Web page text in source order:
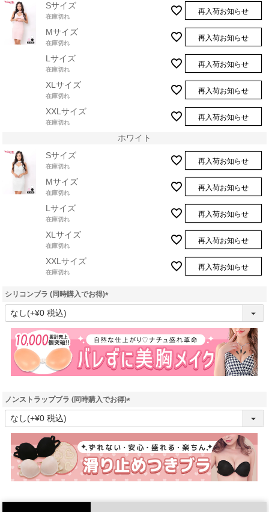
Sサイズ
在庫切れ
再入荷お知らせ
Mサイズ
在庫切れ
再入荷お知らせ
Lサイズ
在庫切れ
再入荷お知らせ
XLサイズ
在庫切れ
再入荷お知らせ
XXLサイズ
在庫切れ
再入荷お知らせ
ホワイト
Sサイズ
在庫切れ
再入荷お知らせ
Mサイズ
在庫切れ
再入荷お知らせ
Lサイズ
在庫切れ
再入荷お知らせ
XLサイズ
在庫切れ
再入荷お知らせ
XXLサイズ
在庫切れ
再入荷お知らせ
シリコンブラ (同時購入でお得)
(
須
)
ノンストラップブラ (同時購入でお得)
(
須
)